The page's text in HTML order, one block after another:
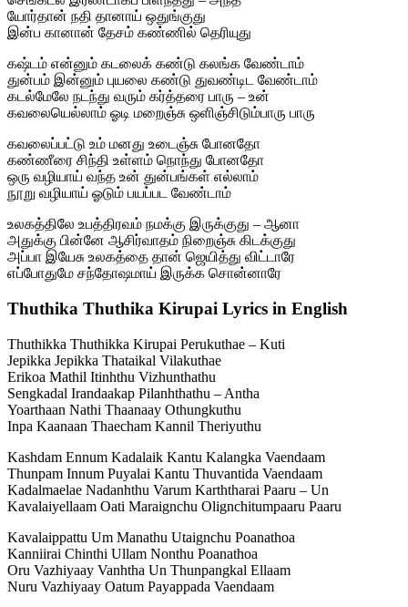
யோர்தான் நதி தானாய் ஒதுங்குது
இன்ப கானான் தேசம் கண்ணில் தெரியுது
கஷ்டம் என்னும் கடலைக் கண்டு கலங்க வேண்டாம்
துன்பம் இன்னும் புயலை கண்டு துவண்டிட வேண்டாம்
கடல்மேலே நடந்து வரும் கர்த்தரை பாரு – உன்
கவலையெல்லாம் ஓடி மறைஞ்சு ஒளிஞ்சிடும்பாரு பாரு
கவலைப்பட்டு உம் மனது உடைஞ்சு போனதோ
கண்ணீரை சிந்தி உள்ளம் நொந்து போனதோ
ஒரு வழியாய் வந்த உன் துன்பங்கள் எல்லாம்
நூறு வழியாய் ஓடும் பயப்பட வேண்டாம்
உலகத்திலே உபத்திரவம் நமக்கு இருக்குது – ஆனா
அதுக்கு பின்னே ஆசிர்வாதம் நிறைஞ்சு கிடக்குது
அப்பா இயேசு உலகத்தை தான் ஜெயித்து விட்டாரே
எப்போதுமே சந்தோஷமாய் இருக்க சொன்னாரே
Thuthika Thuthika Kirupai Lyrics in English
Thuthikka Thuthikka Kirupai Perukuthae – Kuti
Jepikka Jepikka Thataikal Vilakuthae
Erikoa Mathil Itinhthu Vizhunthathu
Sengkadal Irandaakap Pilanhthathu – Antha
Yoarthaan Nathi Thaanaay Othungkuthu
Inpa Kaanaan Thaecham Kannil Theriyuthu
Kashdam Ennum Kadalaik Kantu Kalangka Vaendaam
Thunpam Innum Puyalai Kantu Thuvantida Vaendaam
Kadalmaelae Nadanhthu Varum Karththarai Paaru – Un
Kavalaiyellaam Oati Maraignchu Olignchitumpaaru Paaru
Kavalaippattu Um Manathu Utaignchu Poanathoa
Kanniirai Chinthi Ullam Nonthu Poanathoa
Oru Vazhiyaay Vanhtha Un Thunpangkal Ellaam
Nuru Vazhiyaay Oatum Payappada Vaendaam